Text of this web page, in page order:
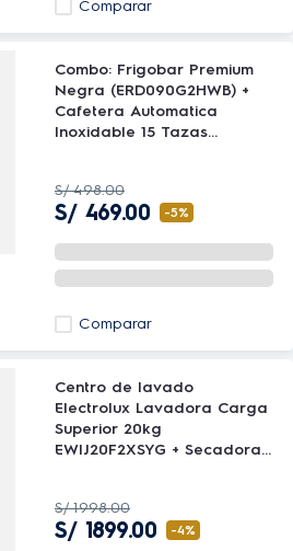
Comparar
Combo: Frigobar Premium
Negra (ERD090G2HWB) +
Cafetera Automatica
Inoxidable 15 Tazas
S/ 498.00
S/ 469.00 -5%
Comparar
Centro de lavado
Electrolux Lavadora Carga
Superior 20kg
EWIJ20F2XSYG + Secadora
S/ 1998.00
S/ 1899.00 -4%